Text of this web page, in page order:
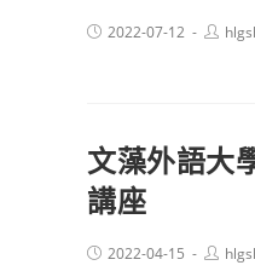
Post2022-07-12
Post
文藻外語大
講座
Post2022-04-15
Post